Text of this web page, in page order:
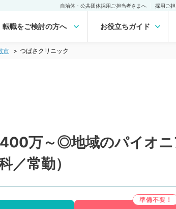
自治体・公共団体採用ご担当者さまへ 採用ご
転職をご検討の方へ お役立ちガイド
市 つばさクリニック
万～◎地域のパイオ
／常勤）